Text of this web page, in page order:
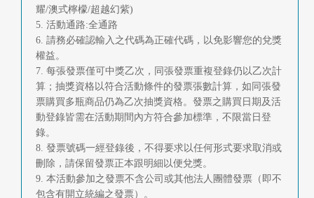
耀/澳式檸檬/超越幻紫)
5. 活動通路:全通路
6. 請務必確認輸入之代碼為正確代碼，以免影響您的兌獎
權益。
7. 每張發票僅可中獎乙次，同張發票重複登錄仍以乙次計
算；抽獎資格以符合活動條件的發票張數計算，如同張發
票購買多瓶商品仍為乙次抽獎資格。發票之購買日期及活
動登錄皆需在活動期間內方符合參加標準，不限當日登
錄。
8. 發票號碼一經登錄後，不得要求以任何形式要求取消或
刪除，請保留發票正本跟明細以便兌獎。
9. 本活動參加之發票不含公司或其他法人團體發票（即不
包含有開立統編之發票）。